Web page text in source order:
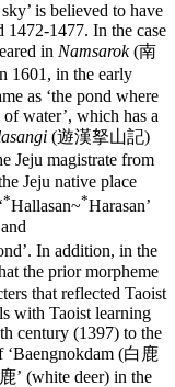
is believed to have
1472-1477. In the case
in Namsarok(南
1601, in the early
as ‘the pond where
water’, which has a
(遊漢拏山記)
Jeju magistrate from
Jeju native place
*Hallasan~*Harasan’
In addition, in the
the prior morpheme
that reflected Taoist
with Taoist learning
century (1397) to the
‘Baengnokdam (白鹿
’ (white deer) in the